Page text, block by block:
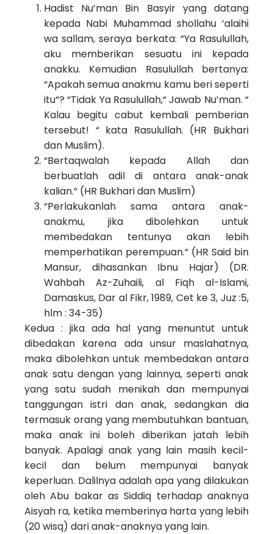
Hadist Nu’man Bin Basyir yang datang
kepada Nabi Muhammad shollahu ‘alaihi
wa sallam, seraya berkata: “Ya Rasulullah,
aku memberikan sesuatu ini kepada
anakku. Kemudian Rasulullah bertanya:
“Apakah semua anakmu kamu beri seperti
itu“? “Tidak Ya Rasulullah,“ Jawab Nu’man. “
Kalau begitu cabut kembali pemberian
tersebut! “ kata Rasulullah. (HR Bukhari
dan Muslim).
“Bertaqwalah kepada Allah dan
berbuatlah adil di antara anak-anak
kalian.“ (HR Bukhari dan Muslim)
“Perlakukanlah sama antara anak-
anakmu, jika dibolehkan untuk
membedakan tentunya akan lebih
memperhatikan perempuan.“ (HR Said bin
Mansur, dihasankan Ibnu Hajar) (DR.
Wahbah Az-Zuhaili, al Fiqh al-Islami,
Damaskus, Dar al Fikr, 1989, Cet ke 3, Juz :5,
hlm : 34-35)
Kedua : jika ada hal yang menuntut untuk
dibedakan karena ada unsur maslahatnya,
maka dibolehkan untuk membedakan antara
anak satu dengan yang lainnya, seperti anak
yang satu sudah menikah dan mempunyai
tanggungan istri dan anak, sedangkan dia
termasuk orang yang membutuhkan bantuan,
maka anak ini boleh diberikan jatah lebih
banyak. Apalagi anak yang lain masih kecil-
kecil dan belum mempunyai banyak
keperluan. Dalilnya adalah apa yang dilakukan
oleh Abu bakar as Siddiq terhadap anaknya
Aisyah ra, ketika memberinya harta yang lebih
(20 wisq) dari anak-anaknya yang lain.